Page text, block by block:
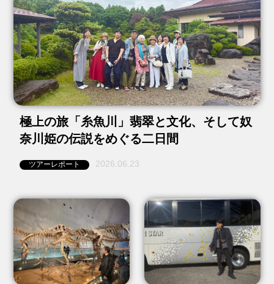
極上の旅「糸魚川」翡翠と文化、そして奴
奈川姫の伝説をめぐる二日間
ツアーレポート 2026.06.23